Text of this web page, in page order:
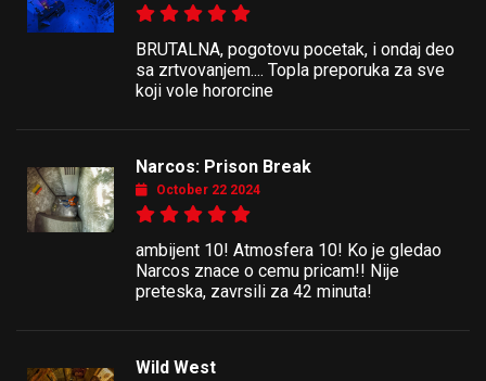
BRUTALNA, pogotovu pocetak, i ondaj deo
sa zrtvovanjem.... Topla preporuka za sve
koji vole hororcine
Narcos: Prison Break
October 22 2024
ambijent 10! Atmosfera 10! Ko je gledao
Narcos znace o cemu pricam!! Nije
preteska, zavrsili za 42 minuta!
Wild West